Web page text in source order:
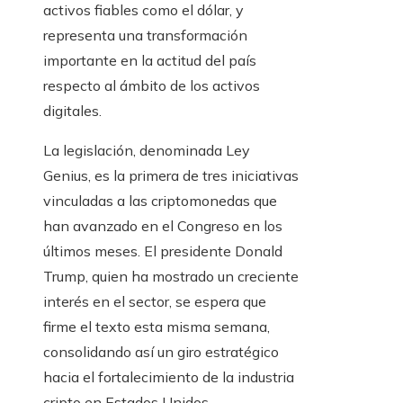
activos fiables como el dólar, y
representa una transformación
importante en la actitud del país
respecto al ámbito de los activos
digitales.
La legislación, denominada Ley
Genius, es la primera de tres iniciativas
vinculadas a las criptomonedas que
han avanzado en el Congreso en los
últimos meses. El presidente Donald
Trump, quien ha mostrado un creciente
interés en el sector, se espera que
firme el texto esta misma semana,
consolidando así un giro estratégico
hacia el fortalecimiento de la industria